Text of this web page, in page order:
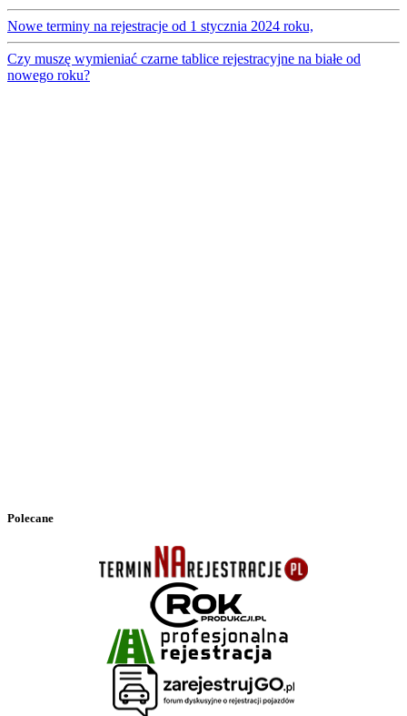
Nowe terminy na rejestracje od 1 stycznia 2024 roku,
Czy muszę wymieniać czarne tablice rejestracyjne na białe od
nowego roku?
Polecane